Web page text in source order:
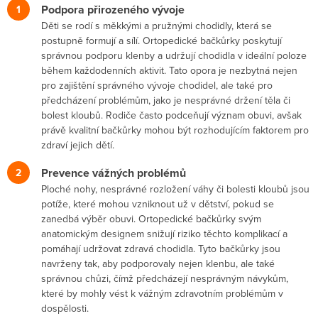
Podpora přirozeného vývoje
Děti se rodí s měkkými a pružnými chodidly, která se
postupně formují a sílí. Ortopedické bačkůrky poskytují
správnou podporu klenby a udržují chodidla v ideální poloze
během každodenních aktivit. Tato opora je nezbytná nejen
pro zajištění správného vývoje chodidel, ale také pro
předcházení problémům, jako je nesprávné držení těla či
bolest kloubů. Rodiče často podceňují význam obuvi, avšak
právě kvalitní bačkůrky mohou být rozhodujícím faktorem pro
zdraví jejich dětí.
Prevence vážných problémů
Ploché nohy, nesprávné rozložení váhy či bolesti kloubů jsou
potíže, které mohou vzniknout už v dětství, pokud se
zanedbá výběr obuvi. Ortopedické bačkůrky svým
anatomickým designem snižují riziko těchto komplikací a
pomáhají udržovat zdravá chodidla. Tyto bačkůrky jsou
navrženy tak, aby podporovaly nejen klenbu, ale také
správnou chůzi, čímž předcházejí nesprávným návykům,
které by mohly vést k vážným zdravotním problémům v
dospělosti.